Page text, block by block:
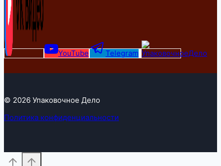
YouTube Telegram
© 2026 Упаковочное Дело
Политика конфиденциальности